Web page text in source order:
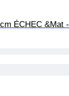
ÉCHEC &Mat -